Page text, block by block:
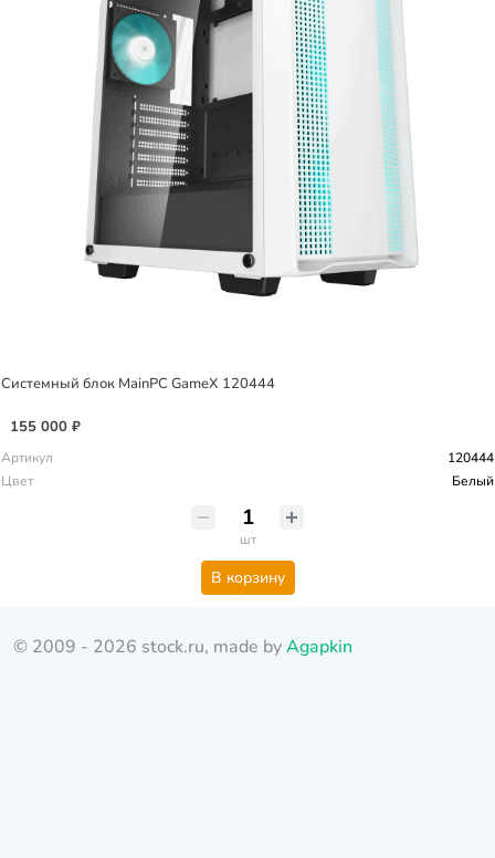
Системный блок MainPC GameX 120444
155 000 ₽
Артикул
120444
Цвет
Белый
шт
В корзину
© 2009 - 2026 stock.ru, made byAgapkin